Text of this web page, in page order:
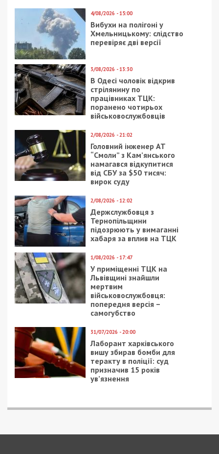
4/08/2026 - 15:00
Вибухи на полігоні у
Хмельницькому: слідство
перевіряє дві версії
3/08/2026 - 13:30
В Одесі чоловік відкрив
стрілянину по
працівниках ТЦК:
поранено чотирьох
військовослужбовців
2/08/2026 - 21:02
Головний інженер АТ
“Смоли” з Кам’янського
намагався відкупитися
від СБУ за $50 тисяч:
вирок суду
2/08/2026 - 12:02
Держслужбовця з
Тернопільщини
підозрюють у вимаганні
хабаря за вплив на ТЦК
1/08/2026 - 17:47
У приміщенні ТЦК на
Львівщині знайшли
мертвим
військовослужбовця:
попередня версія –
самогубство
31/07/2026 - 20:00
Лаборант харківського
вишу збирав бомби для
теракту в поліції: суд
призначив 15 років
ув’язнення